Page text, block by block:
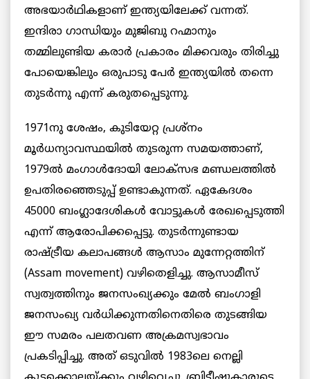
അഭയാര്‍ഥികളാണ് ഇന്ത്യയിലേക്ക് വന്നത്.
ഇന്ദിരാ ഗാന്ധിയും മുജിബു റഹ്മാനും
തമ്മിലുണ്ടിയ കരാര്‍ പ്രകാരം മിക്കവരും തിരിച്ചു
പോയെങ്കിലും ഒരുപാടു പേര്‍ ഇന്ത്യയില്‍ തന്നെ
തുടര്‍ന്നു എന്ന് കരുതപ്പെടുന്നു.
1971നു ശേഷം, കുടിയേറ്റ പ്രശ്‌നം
മൂര്‍ധന്യാവസ്ഥയില്‍ തുടരുന്ന സമയത്താണ്,
1979ല്‍ മംഗാള്‍ദോയി ലോക്‌സഭ മണ്ഡലത്തില്‍
ഉപതിരഞ്ഞെടുപ്പ് ഉണ്ടാകുന്നത്. ഏകേദശം
45000 ബംഗ്ലാദേശികള്‍ വോട്ടുകള്‍ രേഖപ്പെടുത്തി
എന്ന് ആരോപിക്കപ്പെട്ടു. തുടര്‍ന്നുണ്ടായ
രാഷ്ട്രീയ കലാപങ്ങള്‍ ആസാം മുന്നേറ്റത്തിന്
(Assam movement) വഴിതെളിച്ചു. ആസാമീസ്
സ്വത്വത്തിനും ജനസംഖ്യക്കും മേല്‍ ബംഗാളി
ജനസംഖ്യ വര്‍ധിക്കുന്നതിനെതിരെ തുടങ്ങിയ
ഈ സമരം പലതവണ അക്രമസ്വഭാവം
പ്രകടിപ്പിച്ചു. അത് ഒടുവില്‍ 1983ലെ നെല്ലി